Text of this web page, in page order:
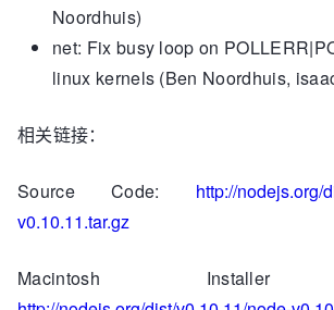
Noordhuis)
net: Fix busy loop on
linux kernels (Ben Noordhuis,
相关链接：
Source Code: http://nodejs.org/
v0.10.11.tar.gz
Macintosh Installer